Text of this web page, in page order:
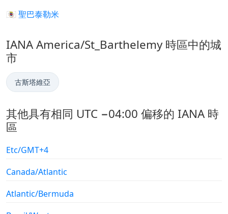
🇧🇱 聖巴泰勒米
IANA America/St_Barthelemy 時區中的城
市
古斯塔維亞
其他具有相同 UTC −04:00 偏移的 IANA 時
區
Etc/GMT+4
Canada/Atlantic
Atlantic/Bermuda